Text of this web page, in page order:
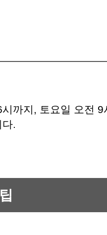
까지, 토요일 오전
.